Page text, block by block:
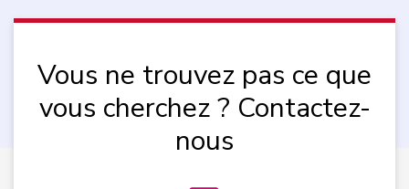
Vous ne trouvez pas ce que
vous cherchez ? Contactez-
nous